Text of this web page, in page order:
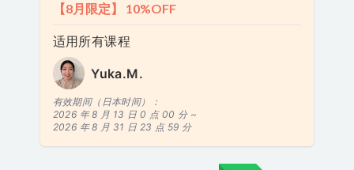
【8月限定】 10%OFF
适用所有课程
Yuka.M.
有效期间（日本时间）：
2026 年 8 月 13 日 0 点 00 分 ~
2026 年 8 月 31 日 23 点 59 分